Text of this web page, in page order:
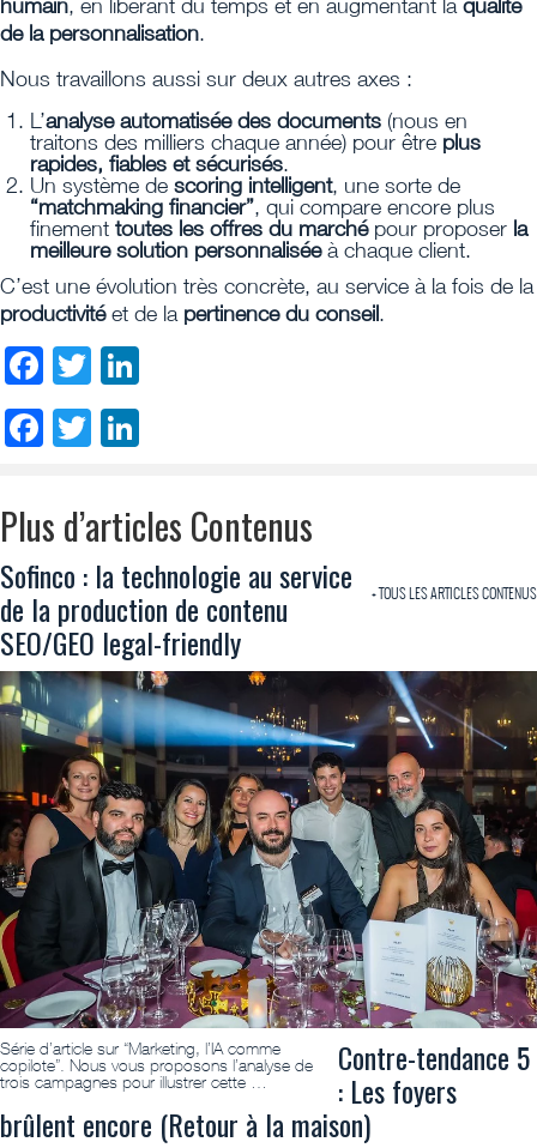
humain, en libérant du temps et en augmentant la qualité
de la personnalisation.
Nous travaillons aussi sur deux autres axes :
L’analyse automatisée des documents (nous en
traitons des milliers chaque année) pour être plus
rapides, fiables et sécurisés.
Un système de scoring intelligent, une sorte de
“matchmaking financier”, qui compare encore plus
finement toutes les offres du marchépour proposer la
meilleure solution personnaliséeà chaque client.
C’est une évolution très concrète, au service à la fois de la
productivitéet de la pertinence du conseil.
Facebook
Twitter
Facebook
Twitter
Plus d’articles Contenus
+ TOUS LES ARTICLES CONTENUS
Sofinco : la technologie au service
de la production de contenu
SEO/GEO legal-friendly
Série d’article sur “Marketing, l’IA comme
copilote”. Nous vous proposons l’analyse de
trois campagnes pour illustrer cette …
Contre-tendance 5
: Les foyers
brûlent encore (Retour à la maison)